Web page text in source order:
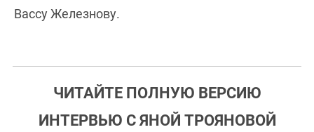
Вассу Железнову.
ЧИТАЙТЕ ПОЛНУЮ ВЕРСИЮ
ИНТЕРВЬЮ С ЯНОЙ ТРОЯНОВОЙ